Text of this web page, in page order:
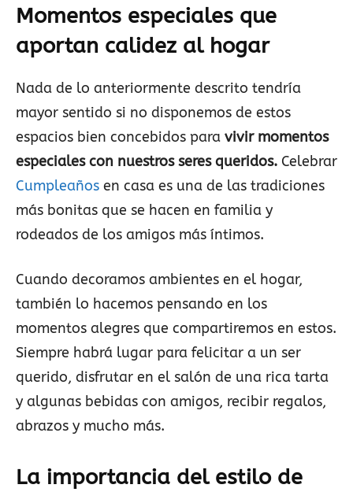
Momentos especiales que
aportan calidez al hogar
Nada de lo anteriormente descrito tendría
mayor sentido si no disponemos de estos
espacios bien concebidos para vivir momentos
especiales con nuestros seres queridos. Celebrar
Cumpleaños en casa es una de las tradiciones
más bonitas que se hacen en familia y
rodeados de los amigos más íntimos.
Cuando decoramos ambientes en el hogar,
también lo hacemos pensando en los
momentos alegres que compartiremos en estos.
Siempre habrá lugar para felicitar a un ser
querido, disfrutar en el salón de una rica tarta
y algunas bebidas con amigos, recibir regalos,
abrazos y mucho más.
La importancia del estilo de